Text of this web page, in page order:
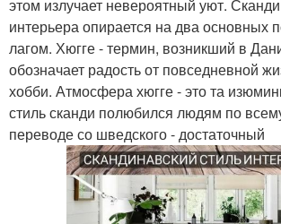
этом излучает невероятный уют.
интерьера опирается на два основных
лагом. Хюгге - термин, возникший в
обозначает радость от повседневной
хобби. Атмосфера хюгге - это та
стиль сканди полюбился людям по
переводе со шведского - достаточный